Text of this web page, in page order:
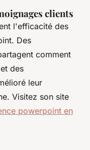
clients
l'efficacité des
Des
comment
et des
leur
Visitez son site
powerpoint en